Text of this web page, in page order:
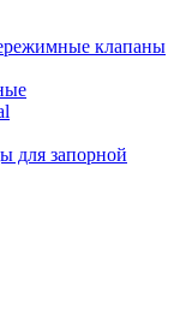
клапаны
для запорной